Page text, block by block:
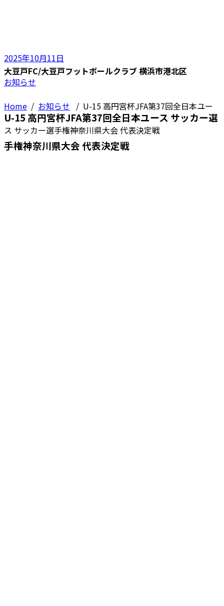
大豆戸FC/大豆戸フットボールクラブ 横浜市港北区
Home / お知らせ / U-15 高円宮杯JFA第37回全日本ユー
ス サッカー選手権神奈川県大会 代表決定戦
2025年10月11日
お知らせ
U-15 高円宮杯JFA第37回全日本ユース サッカー選
手権神奈川県大会 代表決定戦